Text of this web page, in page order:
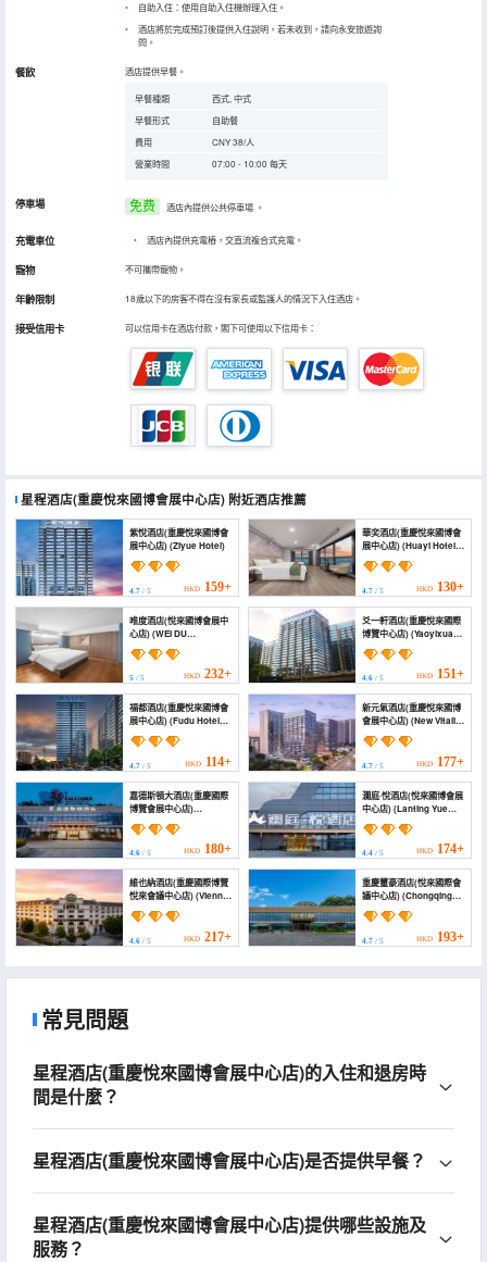
自助入住：使用自助入住機辦理入住。
酒店將於完成預訂後提供入住說明，若未收到，請向永安旅遊詢
問。
餐飲 酒店提供早餐。
早餐種類
西式, 中式
早餐形式
自助餐
費用
CNY 38/人
營業時間
07:00 - 10:00 每天
停車場 免费 酒店內提供公共停車場 。
充電車位 • 酒店內提供充電樁，交直流複合式充電。
寵物 不可攜帶寵物。
年齡限制 18歲以下的房客不得在沒有家長或監護人的情況下入住酒店。
接受信用卡 可以信用卡在酒店付款，閣下可使用以下信用卡：
星程酒店(重慶悅來國博會展中心店) 附近酒店推薦
紫悅酒店(重慶悅來國博會
展中心店) (Ziyue Hotel)
4.7 / 5 HKD 159+
華奕酒店(重慶悅來國博會
展中心店) (Huayi Hotel
(Chongqing Yuelai
National Expo
Exhibition Center))
4.7/ 5 HKD 130+
唯度酒店(悅來國博會展中
心店) (WEI DU
HOTEL(Yuelai National
Expo Convention and
Exhibition Centre
Store))
5 / 5 HKD 232+
爻一軒酒店(重慶悅來國際
博覽中心店) (Yaoyixuan
Hotel (Chongqing
Yuelai International
Expo Center))
4.6/ 5 HKD 151+
福都酒店(重慶悅來國博會
展中心店) (Fudu Hotel
(Chongqing Yuelai
National Expo
Exhibition Center
Branch))
4.7 / 5 HKD 114+
新元氣酒店(重慶悅來國博
會展中心店) (New Vitality
Hotel (Chongqing Expo
Convention and
Exhibition Center))
4.7/ 5 HKD 177+
嘉德斯頓大酒店(重慶國際
博覽會展中心店)
(Caddeston Hotel
(Chongqing Guobo
Center))
4.6 / 5 HKD 180+
瀾庭·悅酒店(悅來國博會展
中心店) (Lanting Yue
Hotel (Yuelai Guobo
Convention &
Exhibition Center
Branch))
4.4/ 5 HKD 174+
維也納酒店(重慶國際博覽
悅來會議中心店) (Vienna
Hotel (Chongqing
Yuelai International
Expo Center))
4.6 / 5 HKD 217+
重慶璽豪酒店(悅來國際會
議中心店) (Chongqing
Xihau Hotel (Yuelai
International
Conference Center))
4.7/ 5 HKD 193+
常見問題
星程酒店(重慶悅來國博會展中心店)的入住和退房時
間是什麼？
星程酒店(重慶悅來國博會展中心店)是否提供早餐？
星程酒店(重慶悅來國博會展中心店)提供哪些設施及
服務？